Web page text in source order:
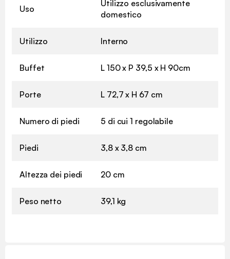
Uso
Utilizzo esclusivamente
domestico
Utilizzo Interno
Buffet L 150 x P 39,5 x H 90cm
Porte L 72,7 x H 67 cm
Numero di piedi 5 di cui 1 regolabile
Piedi 3,8 x 3,8 cm
Altezza dei piedi 20 cm
Peso netto 39,1 kg